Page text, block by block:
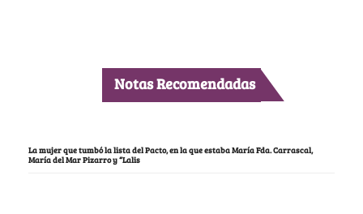
Notas Recomendadas
La mujer que tumbó la lista del Pacto, en la que estaba María Fda. Carrascal,
María del Mar Pizarro y “Lalis